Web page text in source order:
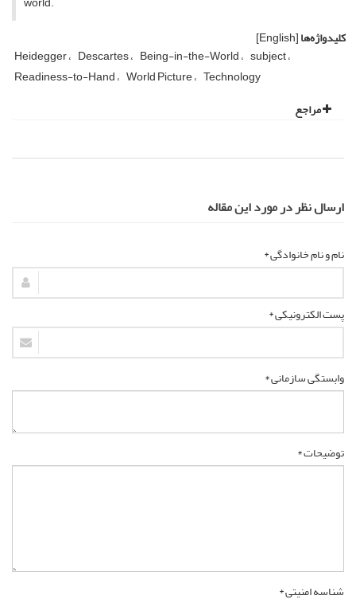
کلیدواژه‌ها[English]
Heidegger Descartes Being-in-the-World subject
Readiness-to-Hand World Picture Technology
مراجع
ارسال نظر در مورد این مقاله
نام و نام خانوادگی *
پست الکترونیکی *
وابستگی سازمانی *
توضیحات *
شناسه امنیتی *